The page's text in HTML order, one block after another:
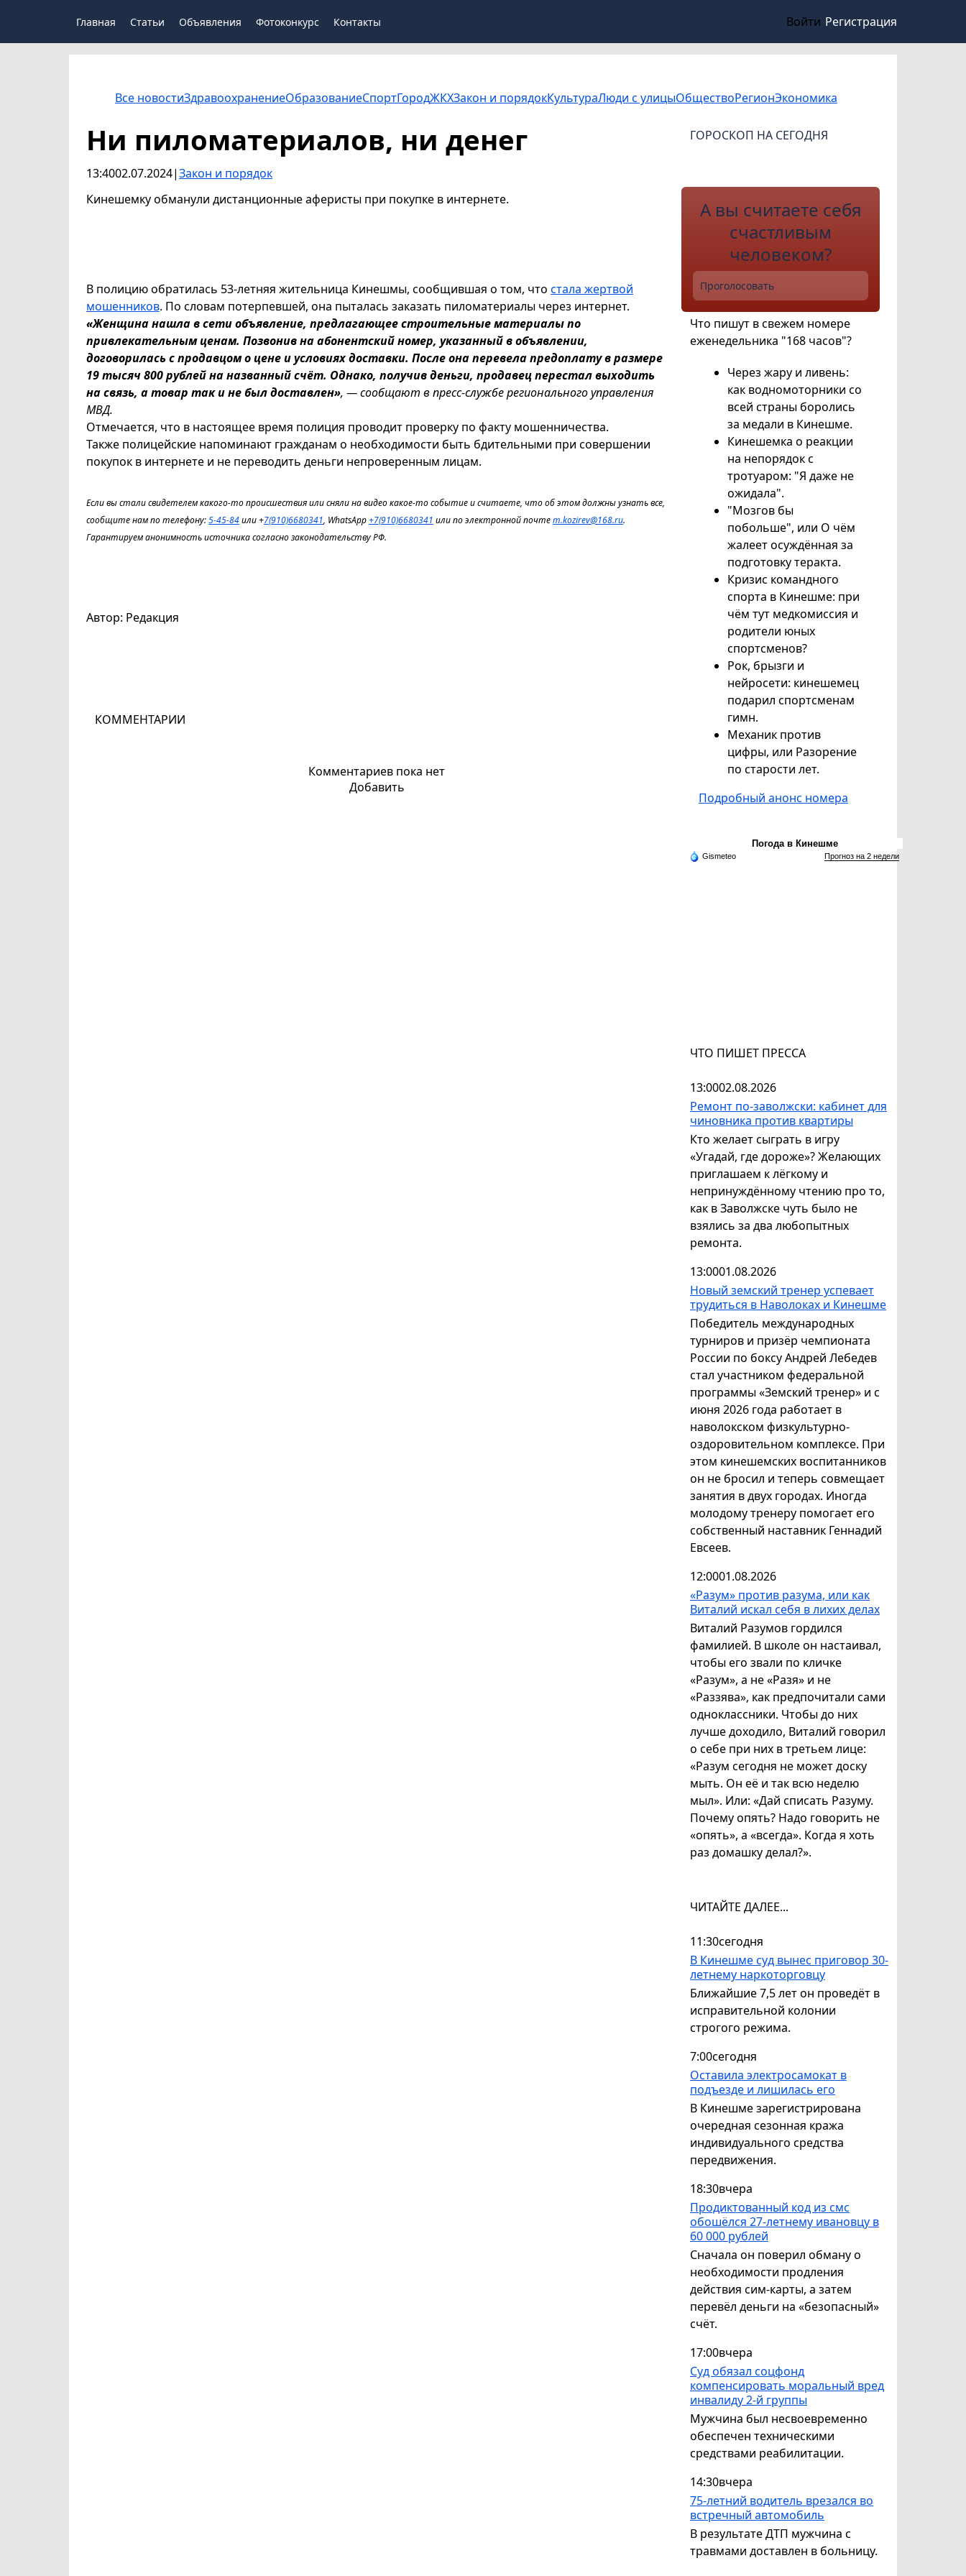
Главная Статьи Объявления Фотоконкурс Контакты Войти Регистрация
Все новостиЗдравоохранениеОбразованиеСпортГородЖКХЗакон и порядокКультураЛюди с улицыОбществоРегионЭкономика
ЧТО ПИШЕТ ПРЕССА
13:0002.08.2026
Ремонт по-заволжски: кабинет для
чиновника против квартиры
Кто желает сыграть в игру
«Угадай, где дороже»? Желающих
приглашаем к лёгкому и
непринуждённому чтению про то,
как в Заволжске чуть было не
взялись за два любопытных
ремонта.
13:0001.08.2026
Новый земский тренер успевает
трудиться в Наволоках и Кинешме
Победитель международных
турниров и призёр чемпионата
России по боксу Андрей Лебедев
стал участником федеральной
программы «Земский тренер» и с
июня 2026 года работает в
наволокском физкультурно-
оздоровительном комплексе. При
этом кинешемских воспитанников
он не бросил и теперь совмещает
занятия в двух городах. Иногда
молодому тренеру помогает его
собственный наставник Геннадий
Евсеев.
12:0001.08.2026
«Разум» против разума, или как
Виталий искал себя в лихих делах
Виталий Разумов гордился
фамилией. В школе он настаивал,
чтобы его звали по кличке
«Разум», а не «Разя» и не
«Раззява», как предпочитали сами
одноклассники. Чтобы до них
лучше доходило, Виталий говорил
о себе при них в третьем лице:
«Разум сегодня не может доску
мыть. Он её и так всю неделю
мыл». Или: «Дай списать Разуму.
Почему опять? Надо говорить не
«опять», а «всегда». Когда я хоть
раз домашку делал?».
ЧИТАЙТЕ ДАЛЕЕ...
11:30сегодня
В Кинешме суд вынес приговор 30-
летнему наркоторговцу
Ближайшие 7,5 лет он проведёт в
исправительной колонии
строгого режима.
7:00сегодня
Оставила электросамокат в
подъезде и лишилась его
В Кинешме зарегистрирована
очередная сезонная кража
индивидуального средства
передвижения.
18:30вчера
Продиктованный код из смс
обошёлся 27-летнему ивановцу в
60 000 рублей
Сначала он поверил обману о
необходимости продления
действия сим-карты, а затем
перевёл деньги на «безопасный»
счёт.
17:00вчера
Суд обязал соцфонд
компенсировать моральный вред
инвалиду 2-й группы
Мужчина был несвоевременно
обеспечен техническими
средствами реабилитации.
14:30вчера
75-летний водитель врезался во
встречный автомобиль
В результате ДТП мужчина с
травмами доставлен в больницу.
Ни пиломатериалов, ни денег
13:4002.07.2024|Закон и порядок
Кинешемку обманули дистанционные аферисты при покупке в интернете.
В полицию обратилась 53-летняя жительница Кинешмы, сообщившая о том, что стала жертвой
мошенников. По словам потерпевшей, она пыталась заказать пиломатериалы через интернет.
«Женщина нашла в сети объявление, предлагающее строительные материалы по
привлекательным ценам. Позвонив на абонентский номер, указанный в объявлении,
договорилась с продавцом о цене и условиях доставки. После она перевела предоплату в размере
19 тысяч 800 рублей на названный счёт. Однако, получив деньги, продавец перестал выходить
на связь, а товар так и не был доставлен», — сообщают в пресс-службе регионального управления
МВД.
Отмечается, что в настоящее время полиция проводит проверку по факту мошенничества.
Также полицейские напоминают гражданам о необходимости быть бдительными при совершении
покупок в интернете и не переводить деньги непроверенным лицам.
Если вы стали свидетелем какого-то происшествия или сняли на видео какое-то событие и считаете, что об этом должны узнать все,
сообщите нам по телефону:5-45-84или +7(910)6680341, WhatsApp+7(910)6680341 или по электронной почтеm.kozirev@168.ru.
Гарантируем анонимность источника согласно законодательству РФ.
Автор: Редакция
КОММЕНТАРИИ
Комментариев пока нет
Добавить
ГОРОСКОП НА СЕГОДНЯ
А вы считаете себя
счастливым
человеком?
Проголосовать
Что пишут в свежем номере
еженедельника "168 часов"?
Через жару и ливень:
как водномоторники со
всей страны боролись
за медали в Кинешме.
Кинешемка о реакции
на непорядок с
тротуаром: "Я даже не
ожидала".
"Мозгов бы
побольше", или О чём
жалеет осуждённая за
подготовку теракта.
Кризис командного
спорта в Кинешме: при
чём тут медкомиссия и
родители юных
спортсменов?
Рок, брызги и
нейросети: кинешемец
подарил спортсменам
гимн.
Механик против
цифры, или Разорение
по старости лет.
Подробный анонс номера
Погода в Кинешме
Gismeteo Прогноз на 2 недели